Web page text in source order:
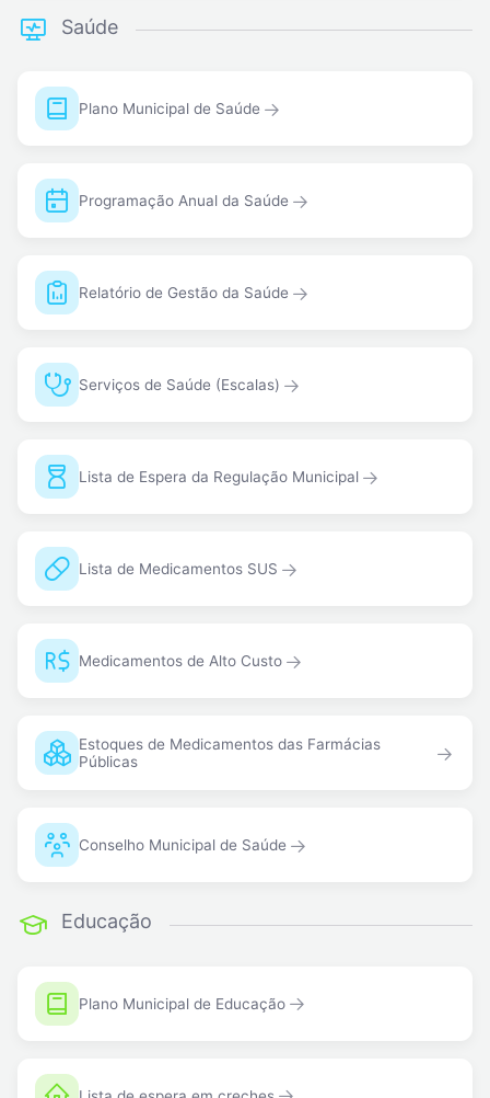
Saúde
Plano Municipal de Saúde
Programação Anual da Saúde
Relatório de Gestão da Saúde
Serviços de Saúde (Escalas)
Lista de Espera da Regulação Municipal
Lista de Medicamentos SUS
Medicamentos de Alto Custo
Estoques de Medicamentos das Farmácias
Públicas
Conselho Municipal de Saúde
Educação
Plano Municipal de Educação